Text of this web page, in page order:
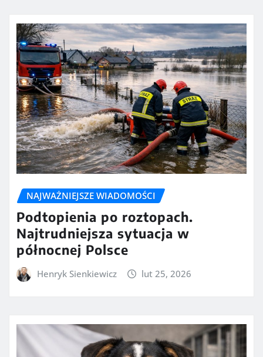
NAJWAŻNIEJSZE WIADOMOŚCI
Podtopienia po roztopach.
Najtrudniejsza sytuacja w
północnej Polsce
Henryk Sienkiewicz lut 25, 2026